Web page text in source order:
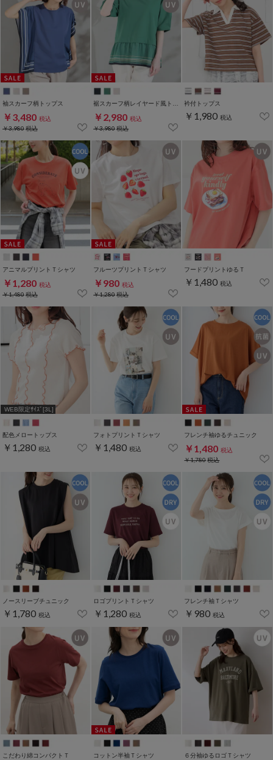
袖スカーフ柄トップス
￥3,480 税込
￥3,980税込
￥2,980 税込
￥3,980税込
衿付トップス
￥1,980 税込
アニマルプリントＴシャツ
￥1,280 税込
￥1,480税込
フルーツプリントＴシャツ
￥980 税込
￥1,280税込
フードプリントゆるＴ
￥1,480 税込
WEB限定ｻｲｽﾞ[3L]
配色メロートップス
￥1,280 税込
フォトプリントＴシャツ
￥1,480 税込
フレンチ袖ゆるチュニック
￥1,480 税込
￥1,780税込
ノースリーブチュニック
￥1,780 税込
ロゴプリントＴシャツ
￥1,280 税込
フレンチ袖Ｔシャツ
￥980 税込
こだわり綿コンパクトＴ コットン半袖Ｔシャツ ６分袖ゆるロゴＴシャツ